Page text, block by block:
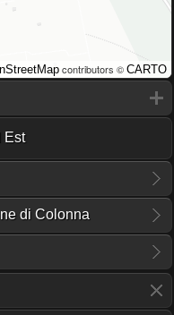
contributors © CARTO
Est
di Colonna